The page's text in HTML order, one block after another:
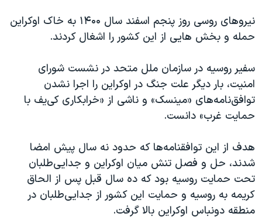
صفحه‌های ویژه
سفر پرزیدنت ترامپ به چین
نیروهای روسی روز پنجم اسفند سال ۱۴۰۰ به خاک اوکراین
حمله و بخش ‌هایی از این کشور را اشغال کردند.
سفیر روسیه در سازمان ملل متحد در نشست شورای
امنیت، بار دیگر علت جنگ در اوکراین را اجرا نشدن
توافق‌نامه‌های «مینسک» و ناشی از «خرابکاری کی‌یف‌ با
حمایت غرب» دانست.
هدف از این توافقنامه‌ها که حدود نه سال پیش امضا
شدند، حل و فصل تنش میان اوکراین و جدایی‌طلبان
تحت حمایت روسیه بود که ده سال قبل پس از الحاق
کریمه به روسیه و حمایت این کشور از جدایی‌طلبان در
منطقه دونباس اوکراین بالا گرفت.